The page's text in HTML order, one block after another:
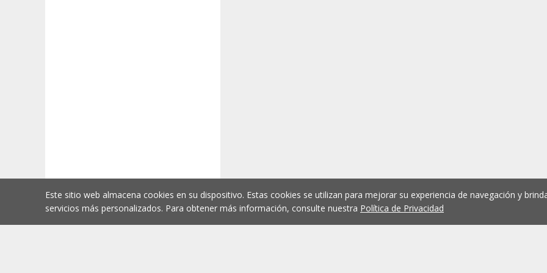
Este sitio web almacena cookies en su dispositivo. Estas cookies se utilizan para mejorar su experiencia de navegación y
servicios más personalizados. Para obtener más información, consulte nuestra Política de Privacidad